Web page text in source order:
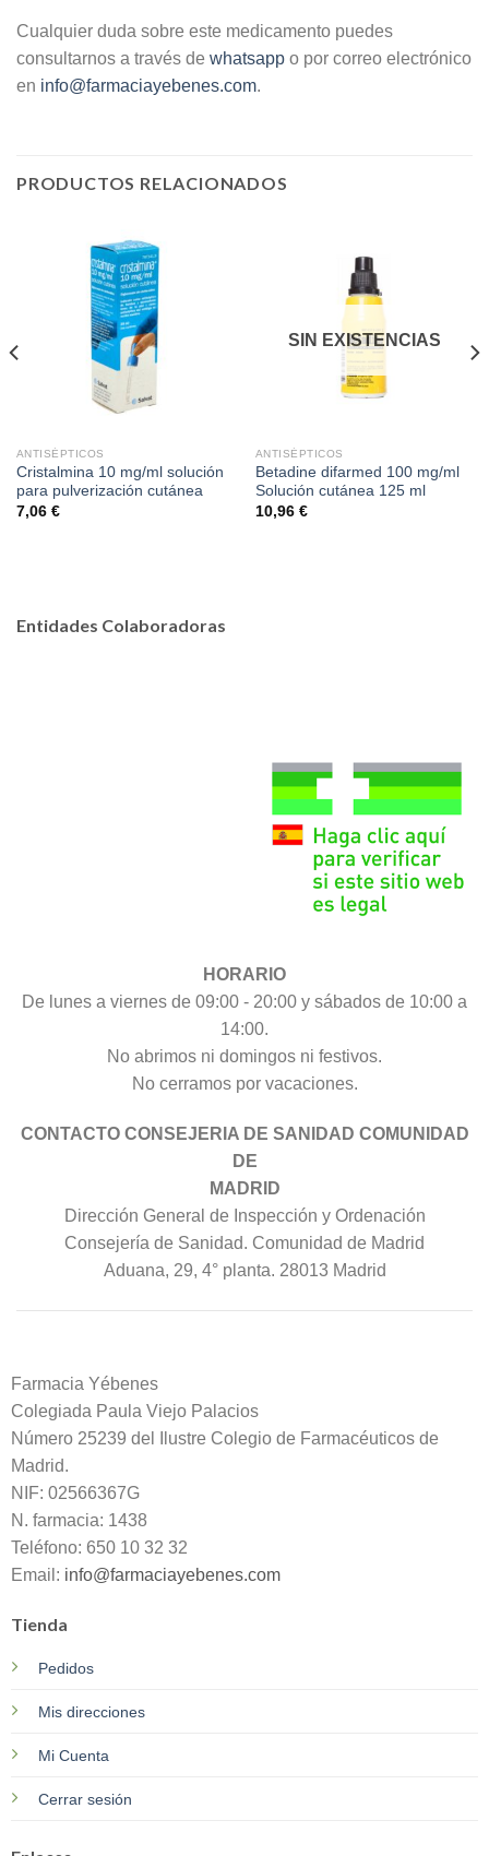
Cualquier duda sobre este medicamento puedes
consultarnos a través de whatsapp o por correo electrónico
en info@farmaciayebenes.com.
PRODUCTOS RELACIONADOS
ANTISÉPTICOS
Cristalmina 10 mg/ml solución
para pulverización cutánea
7,06 €
SIN EXISTENCIAS
ANTISÉPTICOS
Betadine difarmed 100 mg/ml
Solución cutánea 125 ml
10,96 €
Entidades Colaboradoras
HORARIO
De lunes a viernes de 09:00 - 20:00 y sábados de 10:00 a
14:00.
No abrimos ni domingos ni festivos.
No cerramos por vacaciones.
CONTACTO CONSEJERIA DE SANIDAD COMUNIDAD
DE
MADRID
Dirección General de Inspección y Ordenación
Consejería de Sanidad. Comunidad de Madrid
Aduana, 29, 4° planta. 28013 Madrid
Farmacia Yébenes
Colegiada Paula Viejo Palacios
Número 25239 del Ilustre Colegio de Farmacéuticos de
Madrid.
NIF: 02566367G
N. farmacia: 1438
Teléfono: 650 10 32 32
Email: info@farmaciayebenes.com
Tienda
Pedidos
Mis direcciones
Mi Cuenta
Cerrar sesión